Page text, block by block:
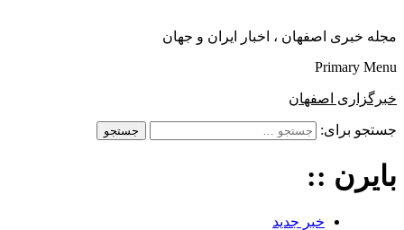
مجله خبری اصفهان ، اخبار ایران و جهان
Primary Menu
خبرگزاری اصفهان
جستجو برای:
بایرن ::
خبر جدید